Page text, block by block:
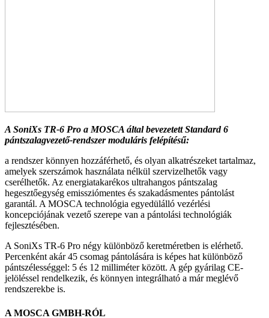
A SoniXs TR-6 Pro a MOSCA által bevezetett Standard 6
pántszalagvezető-rendszer moduláris felépítésű:
a rendszer könnyen hozzáférhető, és olyan alkatrészeket tartalmaz,
amelyek szerszámok használata nélkül szervizelhetők vagy
cserélhetők. Az energiatakarékos ultrahangos pántszalag
hegesztőegység emissziómentes és szakadásmentes pántolást
garantál. A MOSCA technológia egyedülálló vezérlési
koncepciójának vezető szerepe van a pántolási technológiák
fejlesztésében.
A SoniXs TR-6 Pro négy különböző keretméretben is elérhető.
Percenként akár 45 csomag pántolására is képes hat különböző
pántszélességgel: 5 és 12 milliméter között. A gép gyárilag CE-
jelöléssel rendelkezik, és könnyen integrálható a már meglévő
rendszerekbe is.
A MOSCA GMBH-RÓL